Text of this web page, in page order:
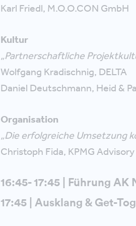
Karl Friedl, M.O.O.CON GmbH
Kultur
„Partnerschaftliche
Wolfgang Kradischnig, DELTA
Daniel Deutschmann, Heid &
Organisation
„Die erfolgreiche Umsetzung
Christoph Fida, KPMG
16:45- 17:45 | Führung AK
17:45 | Ausklang & Get-